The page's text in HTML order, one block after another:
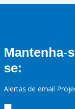
Mantenha-
se:
Alertas de email